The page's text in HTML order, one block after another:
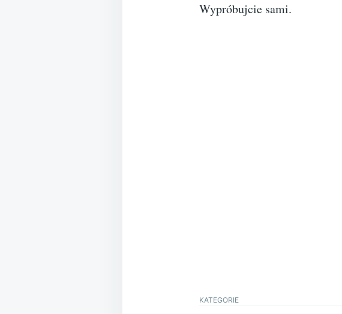
Wypróbujcie sami.
KATEGORIE